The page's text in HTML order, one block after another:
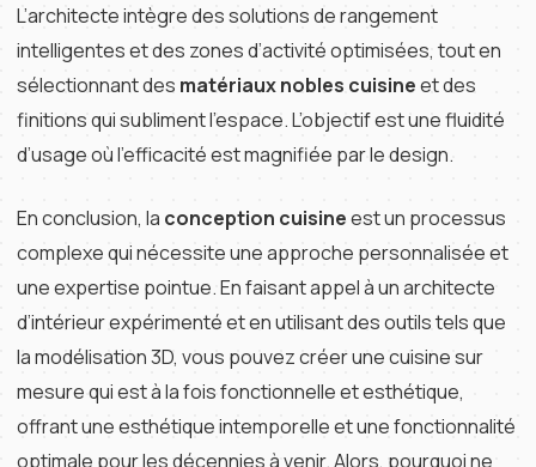
L’architecte intègre des solutions de rangement
intelligentes et des zones d’activité optimisées, tout en
sélectionnant des matériaux nobles cuisineet des
finitions qui subliment l’espace. L’objectif est une fluidité
d’usage où l’efficacité est magnifiée par le design.
En conclusion, la conception cuisineest un processus
complexe qui nécessite une approche personnalisée et
une expertise pointue. En faisant appel à un architecte
d’intérieur expérimenté et en utilisant des outils tels que
la modélisation 3D, vous pouvez créer une cuisine sur
mesure qui est à la fois fonctionnelle et esthétique,
offrant une esthétique intemporelle et une fonctionnalité
optimale pour les décennies à venir. Alors, pourquoi ne